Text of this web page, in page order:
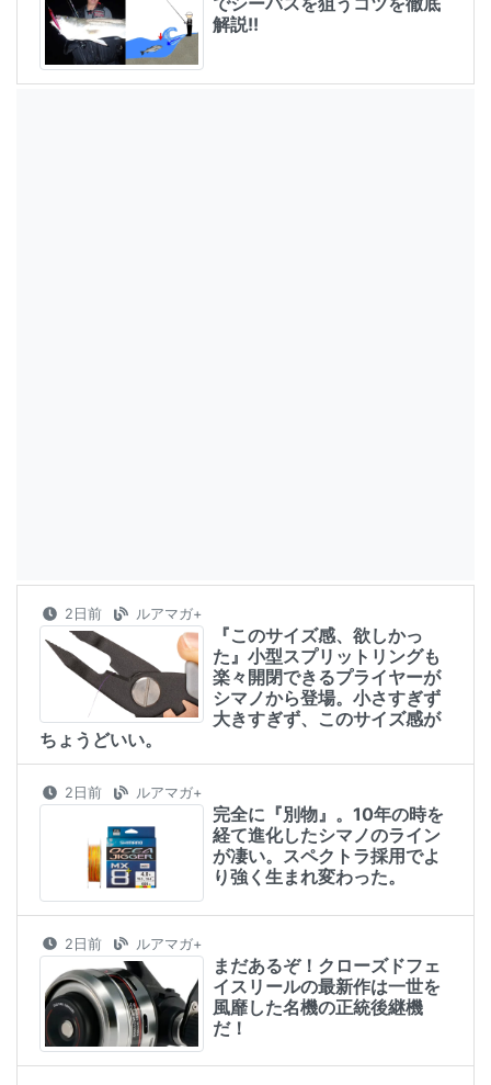
解説!!
2日前 ルアマガ+
『このサイズ感、欲しかっ
た』小型スプリットリングも
楽々開閉できるプライヤーが
シマノから登場。小さすぎず
大きすぎず、このサイズ感が
ちょうどいい。
2日前 ルアマガ+
完全に『別物』。10年の時を
経て進化したシマノのライン
が凄い。スペクトラ採用でよ
り強く生まれ変わった。
2日前 ルアマガ+
まだあるぞ！クローズドフェ
イスリールの最新作は一世を
風靡した名機の正統後継機
だ！